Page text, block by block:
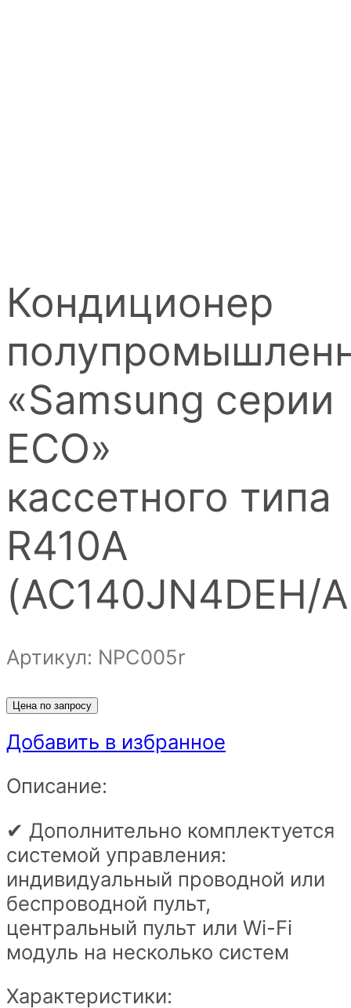
Кондиционер
«Samsung серии
ECO»
кассетного типа
R410A
(AC140JN4DEH/
Артикул: NPС005r
Цена по запросу
Добавить в избранное
Описание:
✔ Дополнительно комплектуется
системой управления:
индивидуальный проводной или
беспроводной пульт,
центральный пульт или Wi-Fi
модуль на несколько систем
Характеристики: